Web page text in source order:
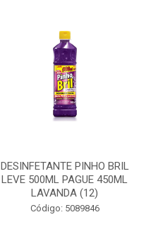
DESINFETANTE PINHO BRIL
LEVE 500ML PAGUE 450ML
LAVANDA (12)
Código: 5089846